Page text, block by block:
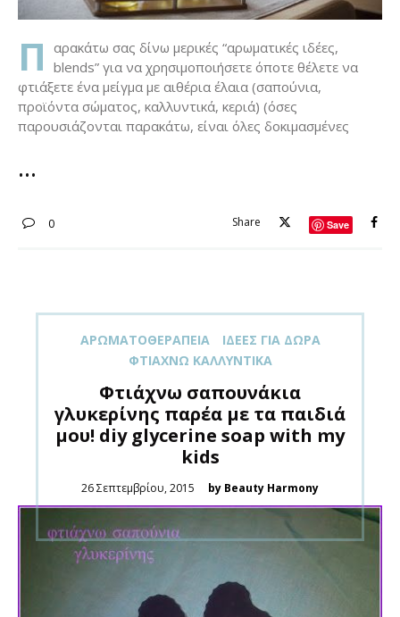
Π
αρακάτω σας δίνω μερικές “αρωματικές ιδέες,
blends” για να χρησιμοποιήσετε όποτε θέλετε να
φτιάξετε ένα μείγμα με αιθέρια έλαια (σαπούνια,
προϊόντα σώματος, καλλυντικά, κεριά) (όσες
παρουσιάζονται παρακάτω, είναι όλες δοκιμασμένες
0 Share Save
ΑΡΩΜΑΤΟΘΕΡΑΠΕΊΑ
ΙΔΈΕΣ ΓΙΑ ΔΏΡΑ
ΦΤΙΆΧΝΩ ΚΑΛΛΥΝΤΙΚΆ
Φτιάχνω σαπουνάκια
γλυκερίνης παρέα με τα παιδιά
μου! diy glycerine soap with my
kids
Posted
26 Σεπτεμβρίου, 2015 by Beauty Harmony